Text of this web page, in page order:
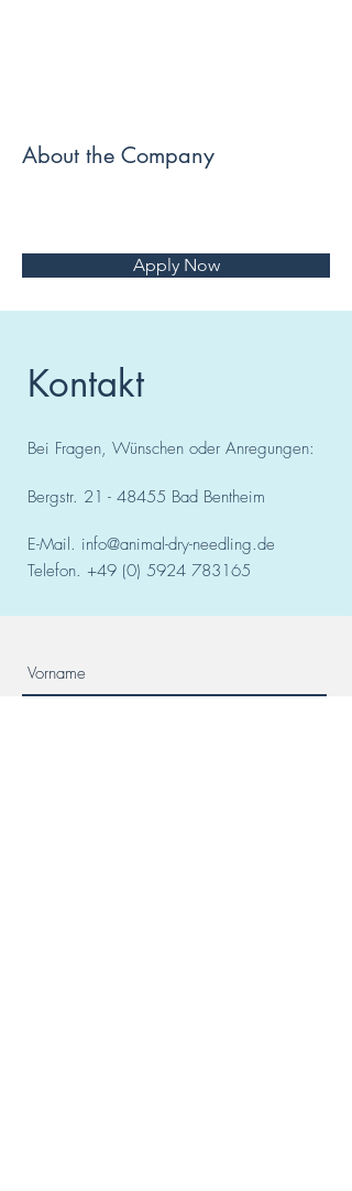
About the Company
Apply Now
Kontakt
Bei Fragen, Wünschen oder Anregungen:
Bergstr. 21 - 48455 Bad Bentheim
E-Mail. info@animal-dry-needling.de
Telefon. +49 (0) 5924 783165